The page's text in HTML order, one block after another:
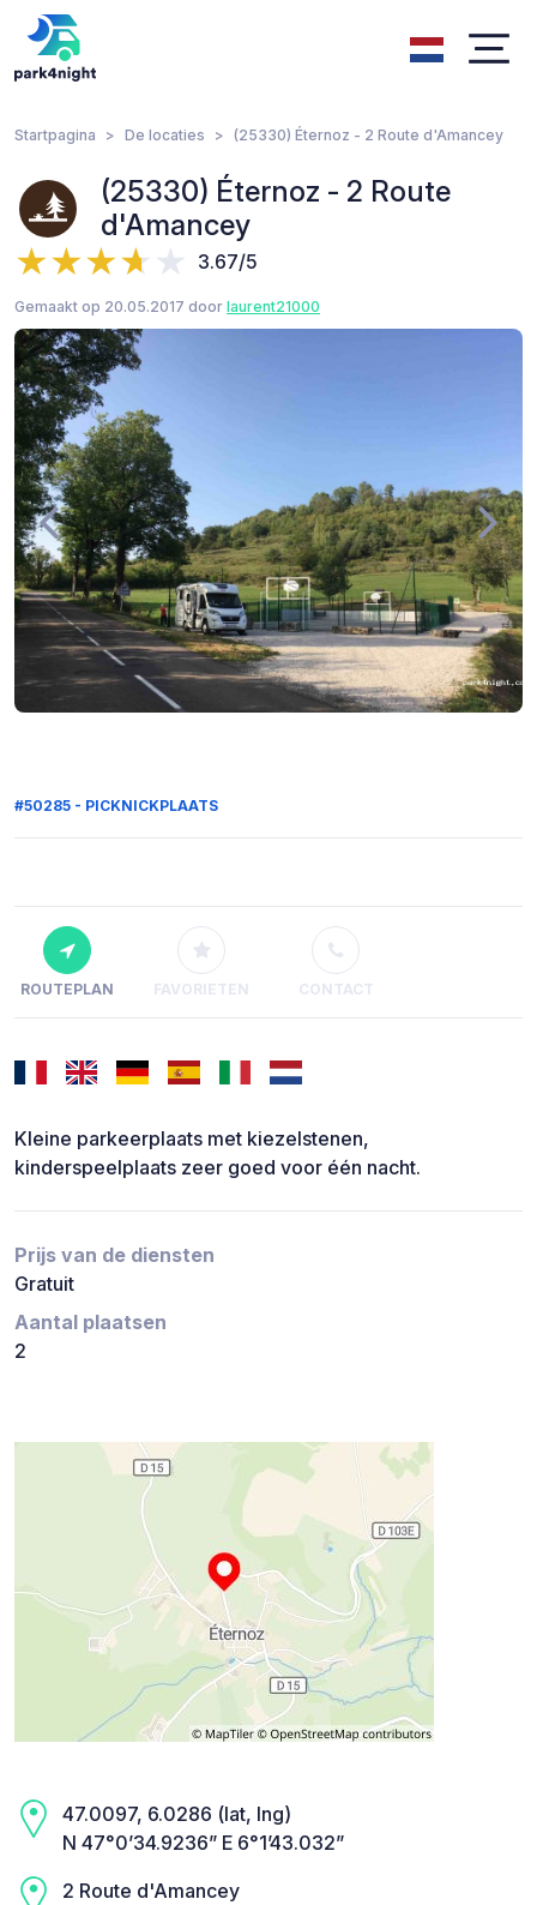
Startpagina De locaties (25330) Éternoz - 2 Route d'Amancey
(25330) Éternoz - 2 Route
d'Amancey
3.67/5
Gemaakt op 20.05.2017 door laurent21000
#50285 - PICKNICKPLAATS
ROUTEPLAN FAVORIETEN CONTACT
Kleine parkeerplaats met kiezelstenen,
kinderspeelplaats zeer goed voor één nacht.
Prijs van de diensten
Gratuit
Aantal plaatsen
2
47.0097, 6.0286 (lat, lng)
N 47°0’34.9236” E 6°1’43.032”
2 Route d'Amancey